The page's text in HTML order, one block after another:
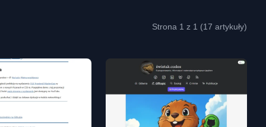
Strona 1 z 1 (17 artykuły)